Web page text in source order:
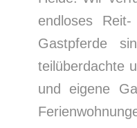
endloses
Gastpferde
teilüberdachte
und eigene